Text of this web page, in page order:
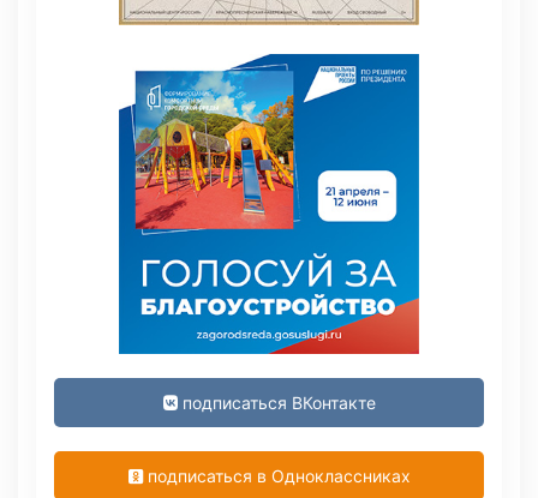
подписаться ВКонтакте
подписаться в Одноклассниках